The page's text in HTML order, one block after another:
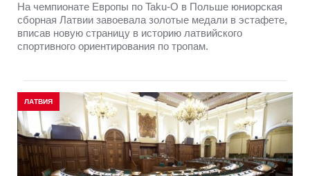
На чемпионате Европы по Taku-O в Польше юниорская
сборная Латвии завоевала золотые медали в эстафете,
вписав новую страницу в историю латвийского
спортивного ориентирования по тропам.
ЛАТВИЯ